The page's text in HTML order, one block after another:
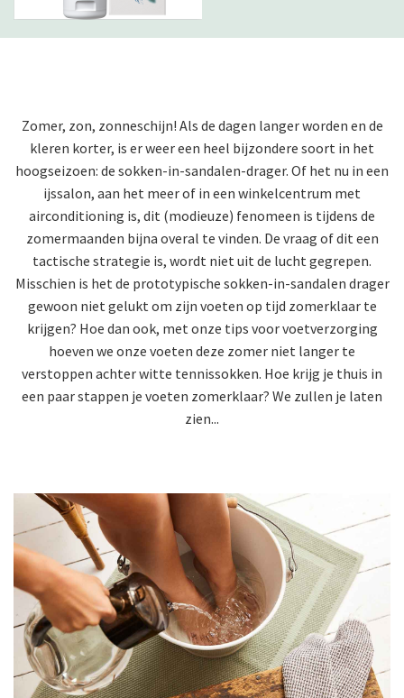
Zomer, zon, zonneschijn! Als de dagen langer worden en de
kleren korter, is er weer een heel bijzondere soort in het
hoogseizoen: de sokken-in-sandalen-drager. Of het nu in een
ijssalon, aan het meer of in een winkelcentrum met
airconditioning is, dit (modieuze) fenomeen is tijdens de
zomermaanden bijna overal te vinden. De vraag of dit een
tactische strategie is, wordt niet uit de lucht gegrepen.
Misschien is het de prototypische sokken-in-sandalen drager
gewoon niet gelukt om zijn voeten op tijd zomerklaar te
krijgen? Hoe dan ook, met onze tips voor voetverzorging
hoeven we onze voeten deze zomer niet langer te
verstoppen achter witte tennissokken. Hoe krijg je thuis in
een paar stappen je voeten zomerklaar? We zullen je laten
zien...